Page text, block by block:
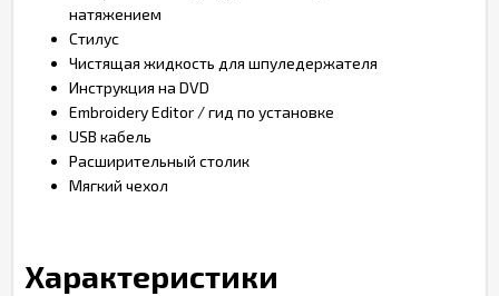
натяжением
Стилус
Чистящая жидкость для шпуледержателя
Инструкция на DVD
Embroidery Editor / гид по установке
USB кабель
Расширительный столик
Мягкий чехол
Характеристики